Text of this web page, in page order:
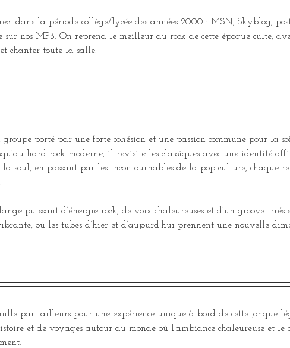
dans la période collège/lycée des années 2000 : MSN, Skyblog,
sur nos MP3. On reprend le meilleur du rock de cette époque culte,
chanter toute la salle.
groupe porté par une forte cohésion et une passion commune pour la
hard rock moderne, il revisite les classiques avec une identité
soul, en passant par les incontournables de la pop culture, chaque
puissant d’énergie rock, de voix chaleureuses et d’un groove
où les tubes d’hier et d’aujourd’hui prennent une nouvelle
part ailleurs pour une expérience unique à bord de cette jonque
et de voyages autour du monde où l’ambiance chaleureuse et le